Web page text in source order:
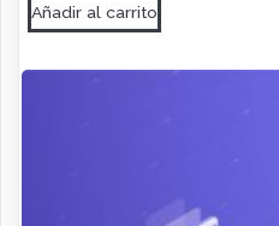
Añadir al carrito